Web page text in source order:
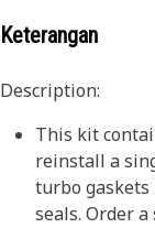
Keterangan
Description:
This kit
reinstall a
turbo
seals. Order